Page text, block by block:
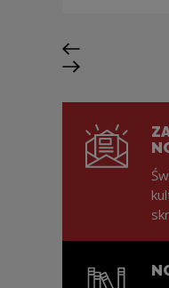
Previous slide
Next slide